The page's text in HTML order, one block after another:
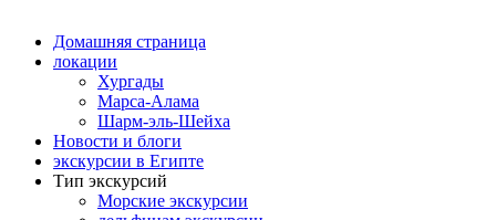
Домашняя страница
локации
Хургады
Марса-Алама
Шарм-эль-Шейха
Новости и блоги
экскурсии в Египте
Тип экскурсий
Морские экскурсии